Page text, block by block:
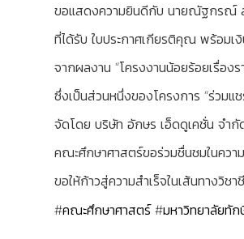
ขอแสดงความยินดีกับ นายณัฐกรณ์
ที่ได้รับ ใบประกาศเกียรติคุณ พร้อมเ
จากผลงาน “โครงงานน้อยร้อยเรื่อง
ซึ่งเป็นส่วนหนึ่งของโครงการ “ร่วมแ
จัดโดย บริษัท อักษร เอ็ดดูเคชั่น จำกั
คณะศึกษาศาสตร์ขอร่วมชื่นชมในคว
ขอให้ก้าวสู่ความสำเร็จในเส้นทางวิช
#คณะศึกษาศาสตร์ #มหาวิทยาลัยทั